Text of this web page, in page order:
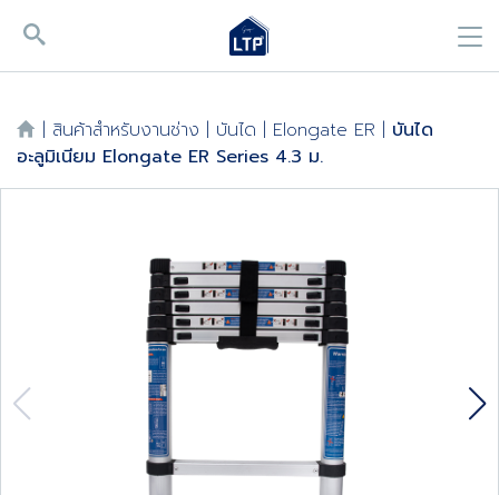
| สินค้าสำหรับงานช่าง | บันได | Elongate ER | บันได
อะลูมิเนียม Elongate ER Series 4.3 ม.